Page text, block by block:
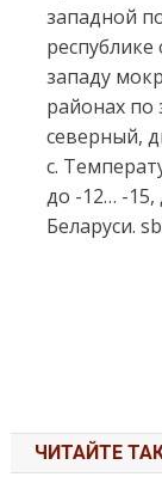
западной
западу
районах по
северный,
с.
до -12… -15,
Беларуси.
ЧИТАЙТЕ